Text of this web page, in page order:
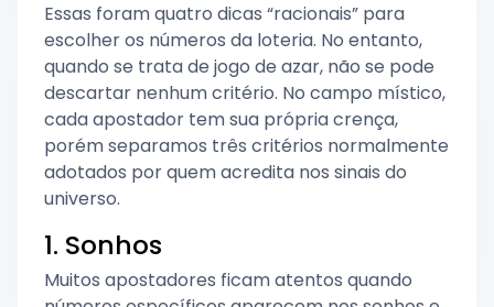
Essas foram quatro dicas “racionais” para
escolher os números da loteria. No entanto,
quando se trata de jogo de azar, não se pode
descartar nenhum critério. No campo místico,
cada apostador tem sua própria crença,
porém separamos três critérios normalmente
adotados por quem acredita nos sinais do
universo.
1. Sonhos
Muitos apostadores ficam atentos quando